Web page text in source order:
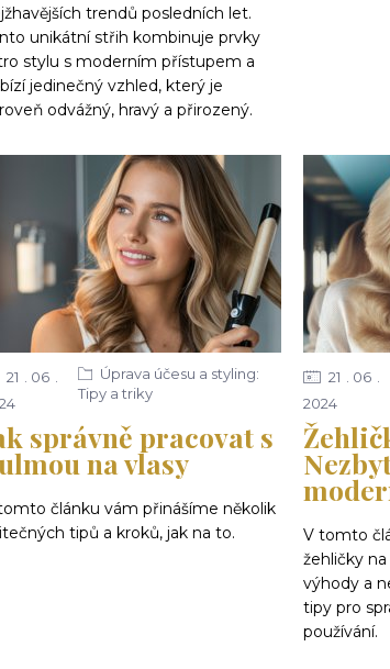
trendů posledních let.
unikátní střih kombinuje prvky
stylu s moderním přístupem a
jedinečný vzhled, který je
odvážný, hravý a přirozený.
správně pracovat s
na vlasy
21
06
Úprava účesu a styling:
Tipy a triky
článku vám přinášíme několik
tipů a kroků, jak na to.
21
06
2024
V tomto
žehličky
výhody a
tipy pro
používání.